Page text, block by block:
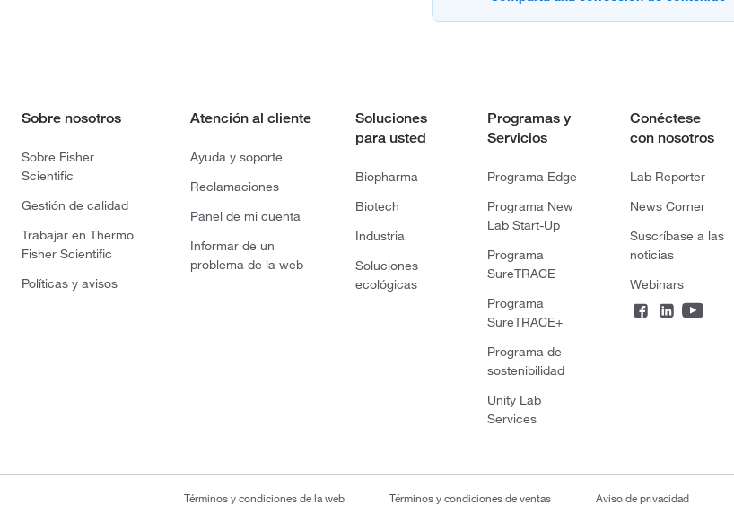
Sobre nosotros
Sobre Fisher
Scientific
Gestión de calidad
Trabajar en Thermo
Fisher Scientific
Políticas y avisos
Atención al cliente
Ayuda y soporte
Reclamaciones
Panel de mi cuenta
Informar de un
problema de la web
Soluciones
para usted
Biopharma
Biotech
Industria
Soluciones
ecológicas
Programas y
Servicios
Programa Edge
Programa New
Lab Start-Up
Programa
SureTRACE
Programa
SureTRACE+
Programa de
sostenibilidad
Unity Lab
Services
Conéctese
con nosotros
Lab Reporter
News Corner
Suscríbase a las
noticias
Webinars
Términos y condiciones de la web Términos y condiciones de ventas Aviso de privacidad